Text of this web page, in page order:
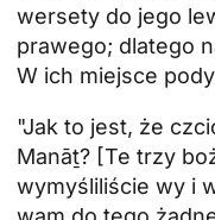
wersety do jego
prawego; dlatego
W ich miejsce
"Jak to jest, że
Manāṯ? [Te trzy
wymyśliliście wy i